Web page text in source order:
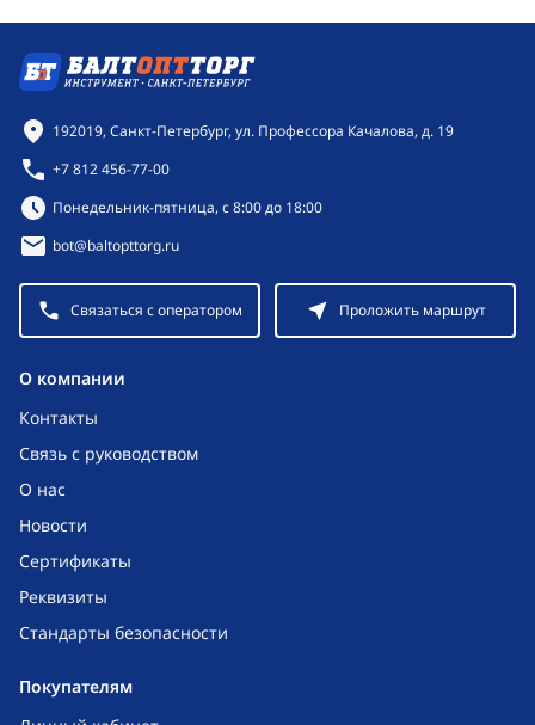
O компании
Контакты
Связь с руководством
О нас
Новости
Сертификаты
Реквизиты
Стандарты безопасности
Покупателям
Контактная информация
192019, Санкт-Петербург, ул. Профессора Качалова, д. 19
+7 812 456-77-00
Режим работы:
Понедельник-пятница, с 8:00 до 18:00
bot@baltopttorg.ru
Связаться с оператором Проложить маршрут